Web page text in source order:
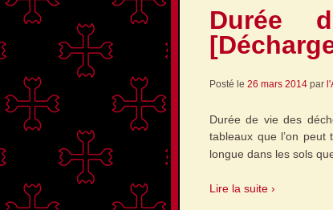
Durée
Posté le26 mars 2014 par
Durée de vie des
tableaux que l’on
longue dans les sols
Lire la suite ›